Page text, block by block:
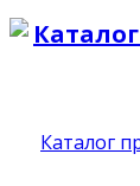
Каталог